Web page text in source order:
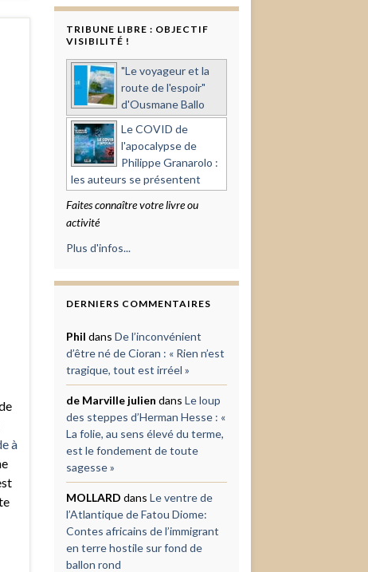
à
TRIBUNE LIBRE : OBJECTIF
VISIBILITÉ !
"Le voyageur et la
route de l'espoir"
d'Ousmane Ballo
Le COVID de
l'apocalypse de
Philippe Granarolo :
les auteurs se présentent
Faites connaître votre livre ou
activité
Plus d'infos...
DERNIERS COMMENTAIRES
Phil dans De l’inconvénient
d’être né de Cioran : « Rien n’est
tragique, tout est irréel »
de Marville julien dans Le loup
des steppes d’Herman Hesse : «
La folie, au sens élevé du terme,
est le fondement de toute
sagesse »
MOLLARD dans Le ventre de
l’Atlantique de Fatou Diome:
Contes africains de l’immigrant
en terre hostile sur fond de
ballon rond